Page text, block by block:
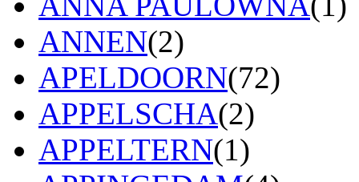
ANNEN(2)
APELDOORN(72)
APPELSCHA(2)
APPELTERN(1)